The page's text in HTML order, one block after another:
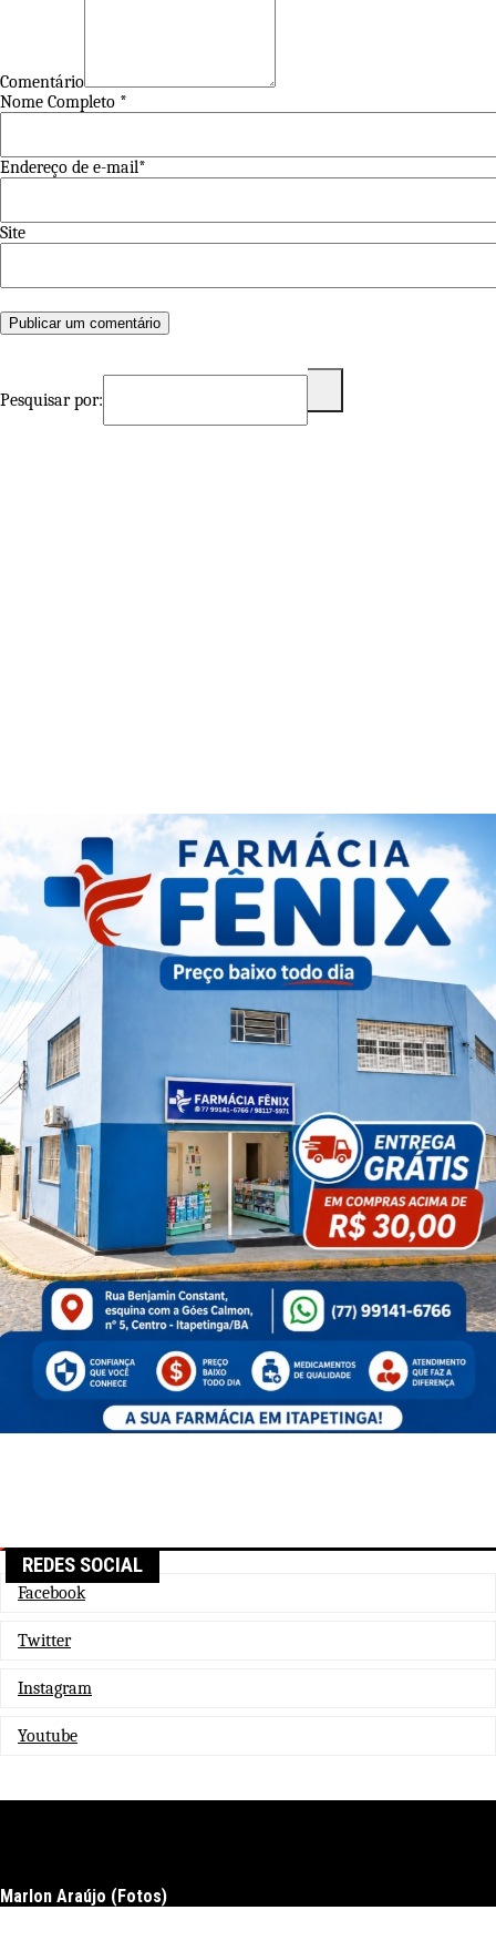
Comentário
Nome Completo *
Endereço de e-mail*
Site
Pesquisar por:
REDES SOCIAL
Facebook
Twitter
Instagram
Youtube
Marlon Araújo (Fotos)